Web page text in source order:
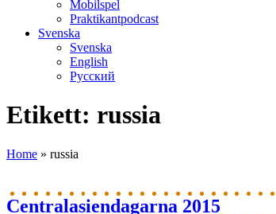
Mobilspel
Praktikantpodcast
Svenska
Svenska
English
Русский
Etikett: russia
Home » russia
Centralasiendagarna 2015